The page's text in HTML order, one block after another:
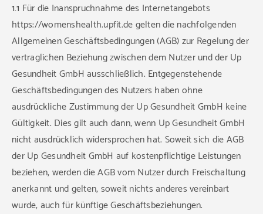
1.1 Für die Inanspruchnahme des Internetangebots
https://womenshealth.upfit.de gelten die nachfolgenden
Allgemeinen Geschäftsbedingungen (AGB) zur Regelung der
vertraglichen Beziehung zwischen dem Nutzer und der Up
Gesundheit GmbH ausschließlich. Entgegenstehende
Geschäftsbedingungen des Nutzers haben ohne
ausdrückliche Zustimmung der Up Gesundheit GmbH keine
Gültigkeit. Dies gilt auch dann, wenn Up Gesundheit GmbH
nicht ausdrücklich widersprochen hat. Soweit sich die AGB
der Up Gesundheit GmbH auf kostenpflichtige Leistungen
beziehen, werden die AGB vom Nutzer durch Freischaltung
anerkannt und gelten, soweit nichts anderes vereinbart
wurde, auch für künftige Geschäftsbeziehungen.